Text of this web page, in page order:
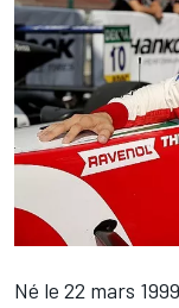
Né le 22 mars